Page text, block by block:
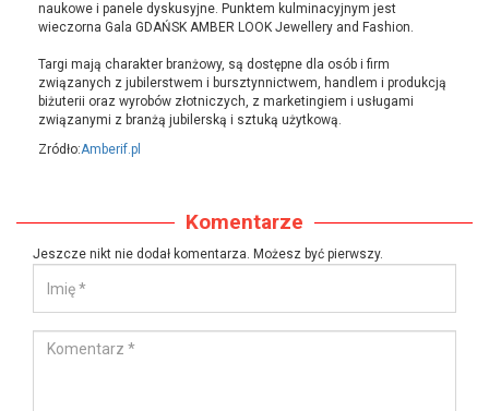
naukowe i panele dyskusyjne. Punktem kulminacyjnym jest
wieczorna Gala GDAŃSK AMBER LOOK Jewellery and Fashion.
Targi mają charakter branżowy, są dostępne dla osób i firm
związanych z jubilerstwem i bursztynnictwem, handlem i produkcją
biżuterii oraz wyrobów złotniczych, z marketingiem i usługami
związanymi z branżą jubilerską i sztuką użytkową.
Zródło:Amberif.pl
Komentarze
Jeszcze nikt nie dodał komentarza. Możesz być pierwszy.